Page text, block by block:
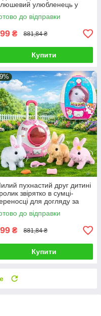
улюбленець у
Іграшковий зайчик
до відправки
₴ 881,84 ₴
Купити
пухнастий друг дитині
звірятко в сумці-
для догляду за
вихованцем
ходить 3 кольори
до відправки
₴ 881,84 ₴
Купити